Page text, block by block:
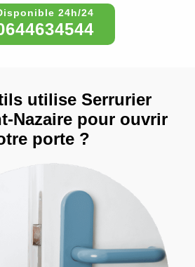
utilise Serrurier
Nazaire pour ouvrir
porte ?